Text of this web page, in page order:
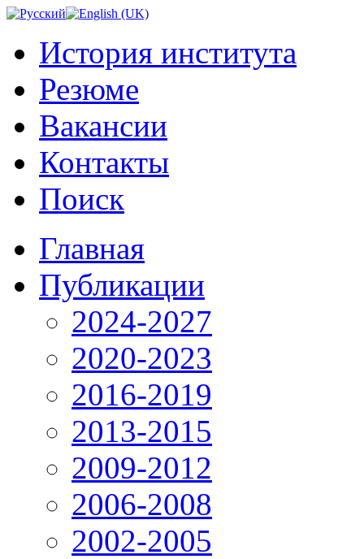
История института
Резюме
Вакансии
Контакты
Поиск
Главная
Публикации
2024-2027
2020-2023
2016-2019
2013-2015
2009-2012
2006-2008
2002-2005